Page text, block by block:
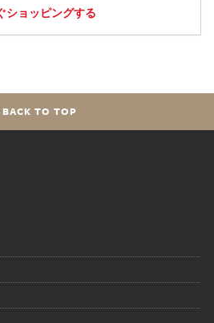
ショッピングする
BACK TO TOP